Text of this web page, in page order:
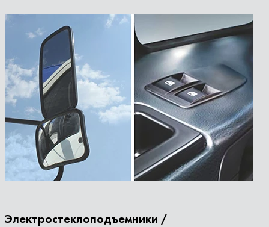
Электростеклоподъемники /